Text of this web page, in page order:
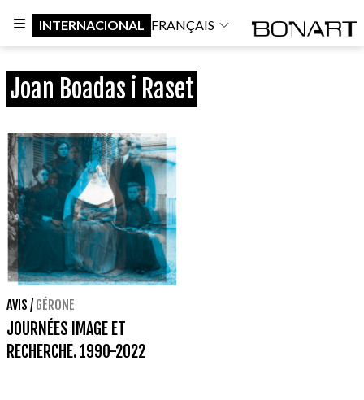
INTERNACIONAL FRANÇAIS
Joan Boadas i Raset
AVIS / GÉRONE
JOURNÉES IMAGE ET
RECHERCHE. 1990-2022